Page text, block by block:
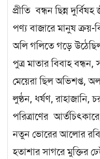
প্রীতি বন্ধন ছিন্ন
পণ্য বাজারে মানুষ ক্রয়-
অলি গলিতে গড়ে
পুত্র মাতার বিবাহ
মেয়েরা ছিল অভিশপ্ত,
লুণ্ঠন, ধর্ষণ, রাহাজানি,
পরিত্রাণের
নতুন ভোরের আলোর
হতাশার সাগরে মুক্তির